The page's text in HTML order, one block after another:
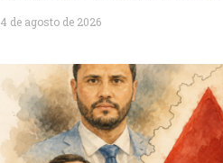
4 de agosto de 2026